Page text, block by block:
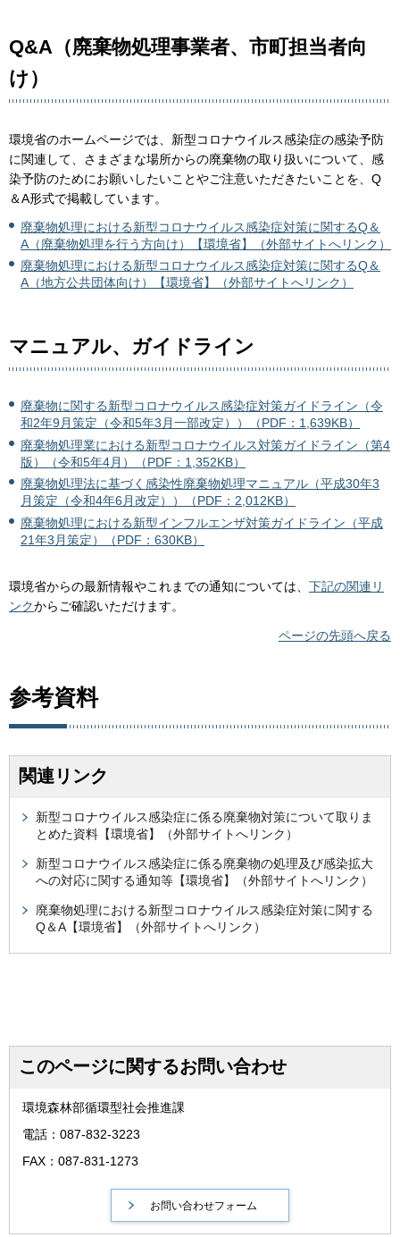
Q&A（廃棄物処理事業者、市町担当者向
け）
環境省のホームページでは、新型コロナウイルス感染症の感染予防
に関連して、さまざまな場所からの廃棄物の取り扱いについて、感
染予防のためにお願いしたいことやご注意いただきたいことを、Q
＆A形式で掲載しています。
廃棄物処理における新型コロナウイルス感染症対策に関するQ＆
A（廃棄物処理を行う方向け）【環境省】（外部サイトへリンク）
廃棄物処理における新型コロナウイルス感染症対策に関するQ＆
A（地方公共団体向け）【環境省】（外部サイトへリンク）
マニュアル、ガイドライン
廃棄物に関する新型コロナウイルス感染症対策ガイドライン（令
和2年9月策定（令和5年3月一部改定））（PDF：1,639KB）
廃棄物処理業における新型コロナウイルス対策ガイドライン（第4
版）（令和5年4月）（PDF：1,352KB）
廃棄物処理法に基づく感染性廃棄物処理マニュアル（平成30年3
月策定（令和4年6月改定））（PDF：2,012KB）
廃棄物処理における新型インフルエンザ対策ガイドライン（平成
21年3月策定）（PDF：630KB）
環境省からの最新情報やこれまでの通知については、 下記の関連リ
ンクからご確認いただけます。
ページの先頭へ戻る
参考資料
関連リンク
新型コロナウイルス感染症に係る廃棄物対策について取りま
とめた資料【環境省】（外部サイトへリンク）
新型コロナウイルス感染症に係る廃棄物の処理及び感染拡大
への対応に関する通知等【環境省】（外部サイトへリンク）
廃棄物処理における新型コロナウイルス感染症対策に関する
Q＆A【環境省】（外部サイトへリンク）
このページに関するお問い合わせ
環境森林部循環型社会推進課
電話：087-832-3223
FAX：087-831-1273